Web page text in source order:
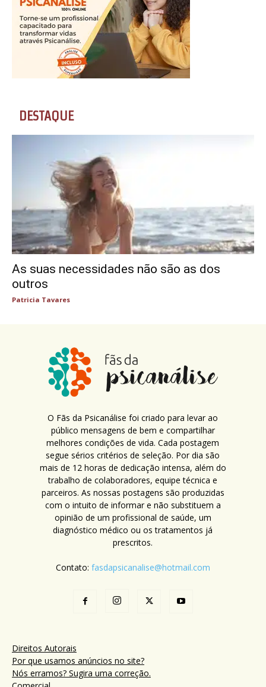
DESTAQUE
As suas necessidades não são as dos
outros
Patricia Tavares
O Fãs da Psicanálise foi criado para levar ao
público mensagens de bem e compartilhar
melhores condições de vida. Cada postagem
segue sérios critérios de seleção. Por dia são
mais de 12 horas de dedicação intensa, além do
trabalho de colaboradores, equipe técnica e
parceiros. As nossas postagens são produzidas
com o intuito de informar e não substituem a
opinião de um profissional de saúde, um
diagnóstico médico ou os tratamentos já
prescritos.
Contato: fasdapsicanalise@hotmail.com
Direitos Autorais
Por que usamos anúncios no site?
Nós erramos? Sugira uma correção.